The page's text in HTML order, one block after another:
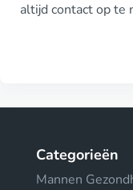
altijd contact op te
Categorieën
Mannen